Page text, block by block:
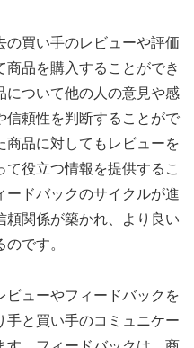
の買い手のレビューや評価
商品を購入することができ
について他の人の意見や感
信頼性を判断することがで
商品に対してもレビューを
役立つ情報を提供するこ
ードバックのサイクルが進
頼関係が築かれ、より良い
です。
ビューやフィードバックを
手と買い手のコミュニケー